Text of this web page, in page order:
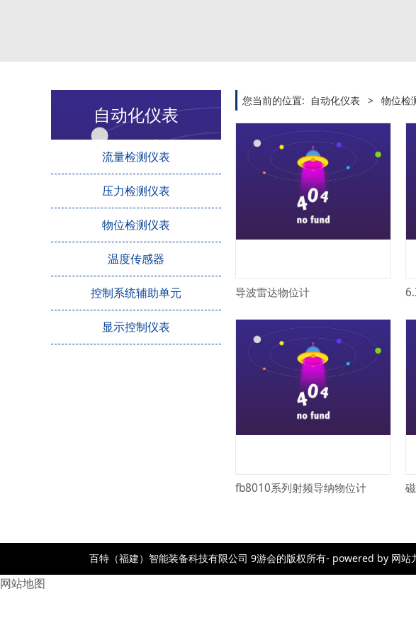
自动化仪表
流量检测仪表
压力检测仪表
物位检测仪表
温度传感器
控制系统辅助单元
显示控制仪表
您当前的位置: 自动化仪表 > 物位检
导波雷达物位计
fb8010系列射频导纳物位计
百特（福建）智能装备科技有限公司 9游会的版权所有- powered by 网
网站地图